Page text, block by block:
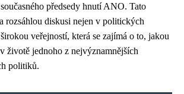
předsedy hnutí ANO. Tato
rozsáhlou diskusi nejen v politických
veřejností, která se zajímá o to, jakou
životě jednoho z nejvýznamnějších
politiků.